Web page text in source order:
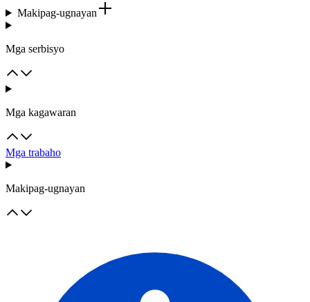
Makipag-ugnayan
Mga serbisyo
Mga kagawaran
Mga trabaho
Makipag-ugnayan